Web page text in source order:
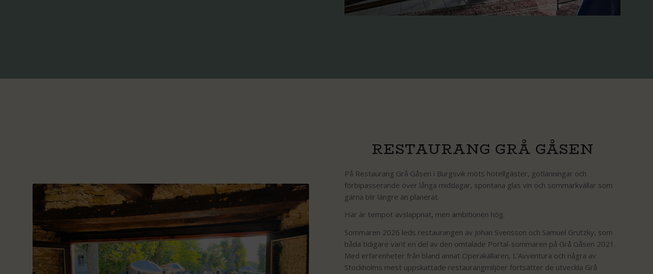
RESTAURANG GRÅ GÅSEN
På Restaurang Grå Gåsen i Burgsvik möts hotellgäster, gotlänningar och
förbipasserande över långa middagar, spontana glas vin och sommarkvällar som
gärna blir längre än planerat.
Här är tempot avslappnat, men ambitionen hög.
Sommaren 2026 leds restaurangen av Johan Svensson och Samuel Grutzky, som
båda tidigare varit en del av den omtalade Portal-sommaren på Grå Gåsen 2021.
Med erfarenheter från bland annat Operakällaren, L’Avventura och några av
Stockholms mest uppskattade restaurangmiljöer fortsätter de utveckla Grå